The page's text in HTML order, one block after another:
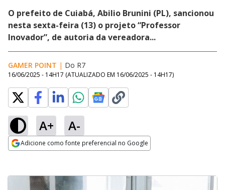
O prefeito de Cuiabá, Abilio Brunini (PL), sancionou
nesta sexta-feira (13) o projeto “Professor
Inovador”, de autoria da vereadora...
GAMER POINT | Do R7
16/06/2025 - 14H17 (ATUALIZADO EM 16/06/2025 - 14H17)
A+ A-
Adicione como fonte preferencial no Google